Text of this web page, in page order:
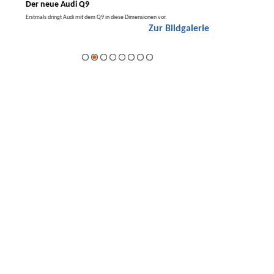
Der neue Audi Q9
Erstmals dringt Audi mit dem Q9 in diese Dimensionen vor.
Zur Bildgalerie